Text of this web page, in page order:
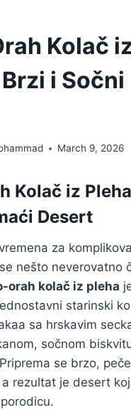
Kolač
i Sočni
March 9, 2026
Kolač iz
Desert
za
nešto neverovatno
orah kolač iz pleha
starinski
sa hrskavim
sočnom
se brzo,
rezultat je desert